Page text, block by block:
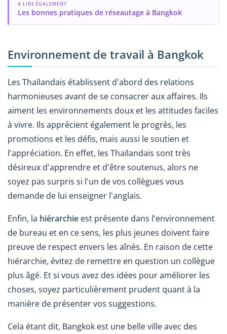
A LIRE ÉGALEMENT
Les bonnes pratiques de réseautage à Bangkok
Environnement de travail à Bangkok
Les Thaïlandais établissent d'abord des relations
harmonieuses avant de se consacrer aux affaires. Ils
aiment les environnements doux et les attitudes faciles
à vivre. Ils apprécient également le progrès, les
promotions et les défis, mais aussi le soutien et
l'appréciation. En effet, les Thaïlandais sont très
désireux d'apprendre et d'être soutenus, alors ne
soyez pas surpris si l'un de vos collègues vous
demande de lui enseigner l'anglais.
Enfin, la hiérarchie est présente dans l'environnement
de bureau et en ce sens, les plus jeunes doivent faire
preuve de respect envers les aînés. En raison de cette
hiérarchie, évitez de remettre en question un collègue
plus âgé. Et si vous avez des idées pour améliorer les
choses, soyez particulièrement prudent quant à la
manière de présenter vos suggestions.
Cela étant dit, Bangkok est une belle ville avec des